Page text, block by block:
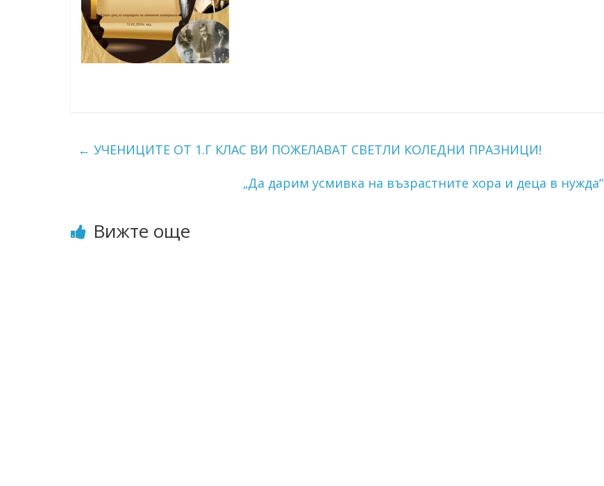
← УЧЕНИЦИТЕ ОТ 1.Г КЛАС ВИ ПОЖЕЛАВАТ СВЕТЛИ КОЛЕДНИ ПРАЗНИЦИ!
„Да дарим усмивка на възрастните хора и деца в нужда“
Вижте още